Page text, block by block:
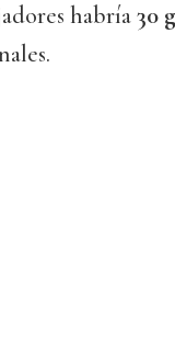
habría30